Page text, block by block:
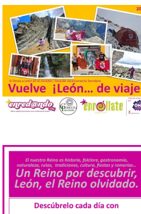
En la Comarca de Liébana
tienes 6 rincones únicos
para ver el Eclipse de Sol
6 Ago 2026
Miradores naturales,
pueblos con alma y
paisajes de leyenda
convierten la Comarca de
Liébana en uno de los
Península Ibérica durante […]
León a la cabeza de la lista
del nuevo ranking de
Billionhands que revela
los diez destinos y locales